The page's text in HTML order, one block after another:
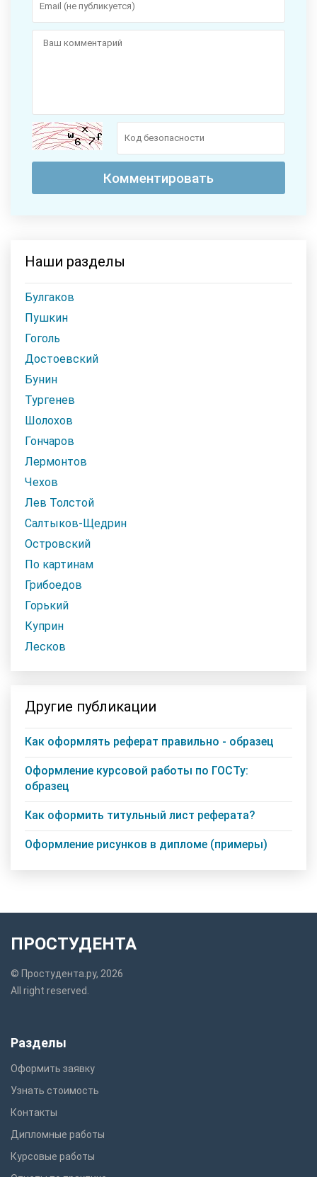
Наши разделы
Булгаков
Пушкин
Гоголь
Достоевский
Бунин
Тургенев
Шолохов
Гончаров
Лермонтов
Чехов
Лев Толстой
Салтыков-Щедрин
Островский
По картинам
Грибоедов
Горький
Куприн
Лесков
Другие публикации
Как оформлять реферат правильно - образец
Оформление курсовой работы по ГОСТу:
образец
Как оформить титульный лист реферата?
Оформление рисунков в дипломе (примеры)
ПРОСТУДЕНТА
© Простудента.ру, 2026
All right reserved.
Разделы
Оформить заявку
Узнать стоимость
Контакты
Дипломные работы
Курсовые работы